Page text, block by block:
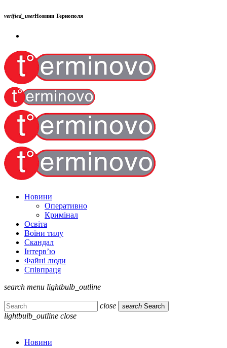
verified_userНовини Тернополя
Новини
Оперативно
Кримінал
Освіта
Воїни тилу
Скандал
Інтерв’ю
Файні люди
Співпраця
search menu lightbulb_outline
close search Search
lightbulb_outline close
Новини